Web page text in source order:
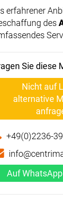
erfahrener
des
Sie diese
Nicht auf
alternative
+49(0)2236-
Auf